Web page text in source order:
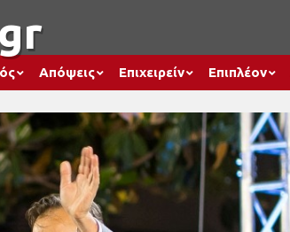
Απόψεις Επιχειρείν Επιπλέον